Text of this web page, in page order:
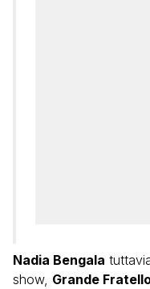
Nadia Bengala
show, Grande